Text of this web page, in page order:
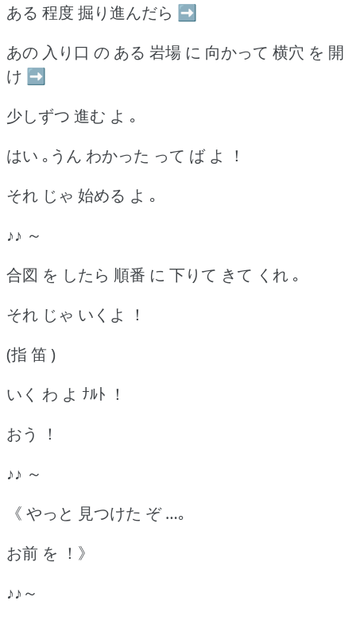
ある 程度 掘り進んだら ➡
あの 入り口 の ある 岩場 に 向かって 横穴 を 開
け ➡
少しずつ 進む よ ｡
はい ｡うん わかった って ば よ ！
それ じゃ 始める よ ｡
♪♪ ～
合図 を したら 順番 に 下りて きて くれ ｡
それ じゃ いくよ ！
(指 笛 )
いく わ よ ﾅﾙﾄ ！
おう ！
♪♪ ～
《 やっと 見つけた ぞ …｡
お前 を ！》
♪♪～